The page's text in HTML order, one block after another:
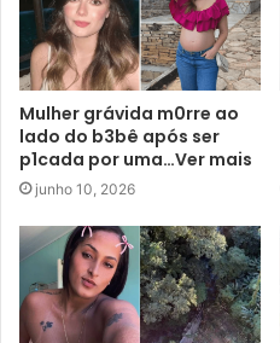
Mulher grávida m0rre ao
lado do b3bê após ser
p1cada por uma…Ver mais
junho 10, 2026